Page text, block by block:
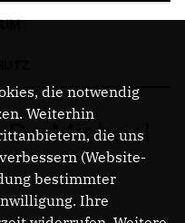
Michael
die notwendig
Weiterhin
die uns
(Website-
bestimmter
Ihre